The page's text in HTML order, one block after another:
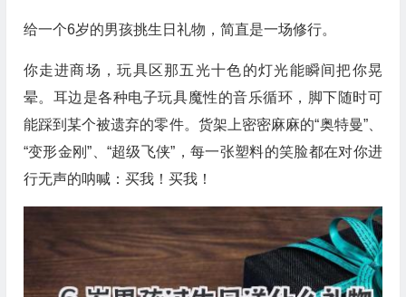
给一个6岁的男孩挑生日礼物，简直是一场修行。
你走进商场，玩具区那五光十色的灯光能瞬间把你晃
晕。耳边是各种电子玩具魔性的音乐循环，脚下随时可
能踩到某个被遗弃的零件。货架上密密麻麻的“奥特曼”、
“变形金刚”、“超级飞侠”，每一张塑料的笑脸都在对你进
行无声的呐喊：买我！买我！